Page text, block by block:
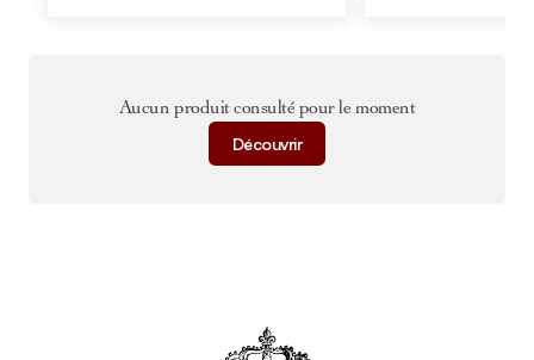
Aucun produit consulté pour le moment
Découvrir